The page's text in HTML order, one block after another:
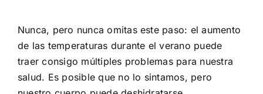
Nunca, pero nunca omitas este paso: el aumento
de las temperaturas durante el verano puede
traer consigo múltiples problemas para nuestra
salud. Es posible que no lo sintamos, pero